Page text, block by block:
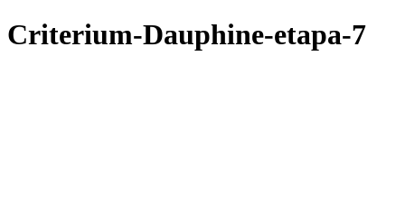
Criterium-Dauphine-etapa-7